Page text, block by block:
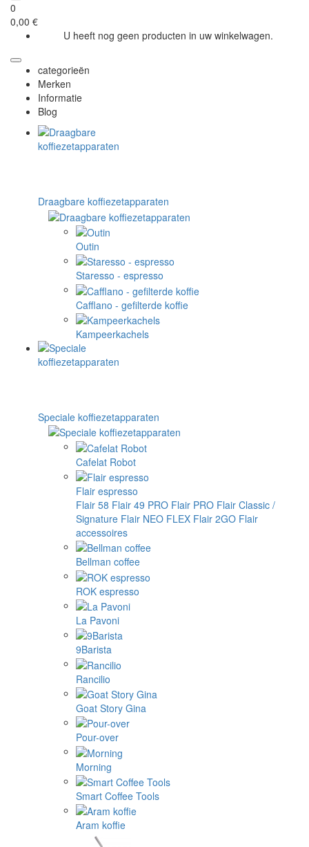
0
0,00 €
U heeft nog geen producten in uw winkelwagen.
categorieën
Merken
Informatie
Blog
Draagbare koffiezetapparaten
Outin
Staresso - espresso
Cafflano - gefilterde koffie
Kampeerkachels
Speciale koffiezetapparaten
Cafelat Robot
Flair espresso
Flair 58 Flair 49 PRO Flair PRO Flair Classic /
Signature Flair NEO FLEX Flair 2GO Flair
accessoires
Bellman coffee
ROK espresso
La Pavoni
9Barista
Rancilio
Goat Story Gina
Pour-over
Morning
Smart Coffee Tools
Aram koffie